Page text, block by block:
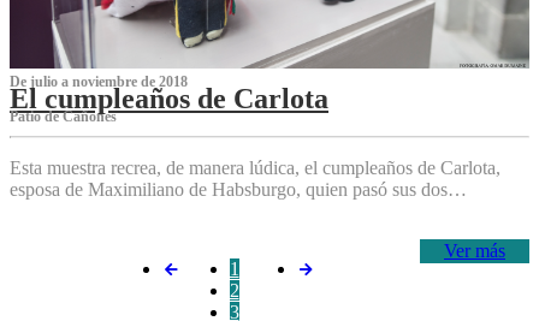
De julio a noviembre de 2018
El cumpleaños de Carlota
Patio de Cañones
Esta muestra recrea, de manera lúdica, el cumpleaños de Carlota,
esposa de Maximiliano de Habsburgo, quien pasó sus dos…
Ver más
1
2
3